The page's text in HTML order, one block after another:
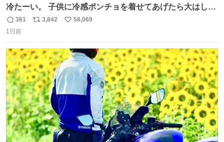
冷たーい。 子供に冷感ポンチョを着せてあげたら大はしゃ
ぎで喜んでくれました。 こんな素敵な代物を提供してくれ
た山口県の恩師に感謝。
返
信
361
リ
ト
数
3,842
い
数
58,069
1日前